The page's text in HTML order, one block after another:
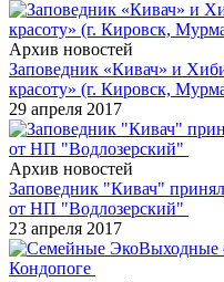
Архив новостей
Заповедник «Кивач» и
красоту» (г. Кировск,
29 апреля 2017
Архив новостей
Заповедник "Кивач"
от НП "Водлозерский"
23 апреля 2017